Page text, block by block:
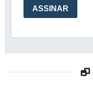
ASSINAR